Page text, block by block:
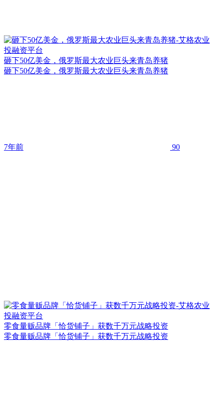
砸下50亿美金，俄罗斯最大农业巨头来青岛养猪
砸下50亿美金，俄罗斯最大农业巨头来青岛养猪
7年前 90
零食量贩品牌「恰货铺子」获数千万元战略投资
零食量贩品牌「恰货铺子」获数千万元战略投资